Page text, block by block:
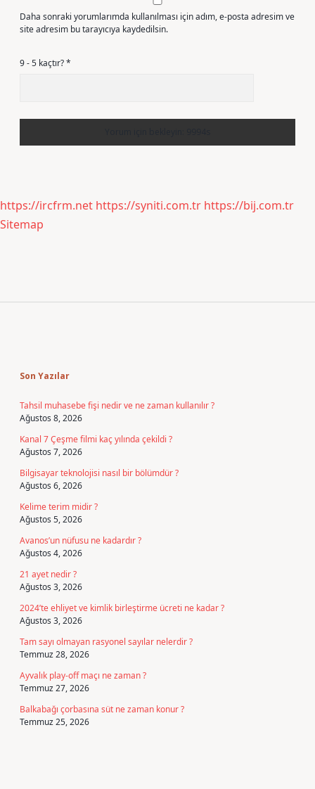
Daha sonraki yorumlarımda kullanılması için adım, e-posta adresim ve
site adresim bu tarayıcıya kaydedilsin.
9 - 5 kaçtır?*
https://ircfrm.net https://syniti.com.tr https://bij.com.tr
Sitemap
Son Yazılar
Tahsil muhasebe fişi nedir ve ne zaman kullanılır ?
Ağustos 8, 2026
Kanal 7 Çeşme filmi kaç yılında çekildi ?
Ağustos 7, 2026
Bilgisayar teknolojisi nasıl bir bölümdür ?
Ağustos 6, 2026
Kelime terim midir ?
Ağustos 5, 2026
Avanos’un nüfusu ne kadardır ?
Ağustos 4, 2026
21 ayet nedir ?
Ağustos 3, 2026
2024’te ehliyet ve kimlik birleştirme ücreti ne kadar ?
Ağustos 3, 2026
Tam sayı olmayan rasyonel sayılar nelerdir ?
Temmuz 28, 2026
Ayvalık play-off maçı ne zaman ?
Temmuz 27, 2026
Balkabağı çorbasına süt ne zaman konur ?
Temmuz 25, 2026